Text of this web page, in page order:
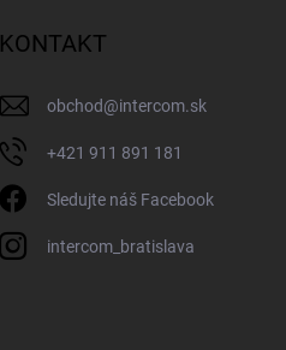
KONTAKT
obchod@intercom.sk
+421 911 891 181
Sledujte náš Facebook
intercom_bratislava